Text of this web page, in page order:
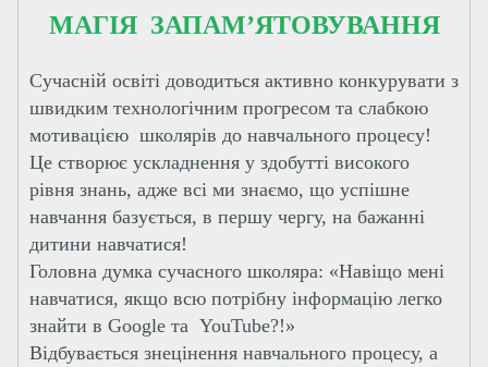
МАГІЯ ЗАПАМ’ЯТОВУВАННЯ
Сучасній освіті доводиться активно конкурувати з
швидким технологічним прогресом та слабкою
мотивацією школярів до навчального процесу!
Це створює ускладнення у здобутті високого
рівня знань, адже всі ми знаємо, що успішне
навчання базується, в першу чергу, на бажанні
дитини навчатися!
Головна думка сучасного школяра: «Навіщо мені
навчатися, якщо всю потрібну інформацію легко
знайти в Google та YouTube?!»
Відбувається знецінення навчального процесу, а